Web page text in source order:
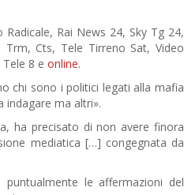
Rai News 24, Sky Tg 24,
Cts, Tele Tirreno Sat, Video
8 e online.
chi sono i politici legati alla mafia
indagare ma altri».
ha precisato di non avere finora
mediatica […] congegnata da
puntualmente le affermazioni del